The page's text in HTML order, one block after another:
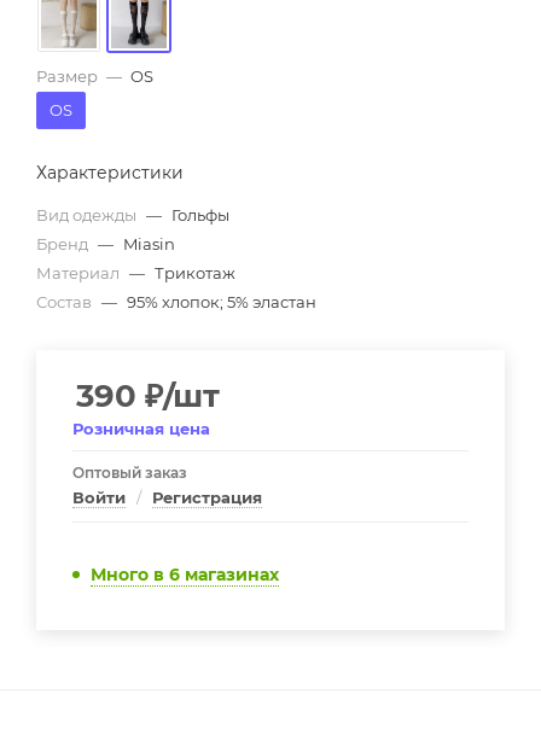
Размер — OS
OS
Характеристики
Вид одежды — Гольфы
Бренд — Miasin
Материал — Трикотаж
Состав — 95% хлопок; 5% эластан
390 ₽/шт
Розничная цена
Оптовый заказ
Войти / Регистрация
Много в 6 магазинах